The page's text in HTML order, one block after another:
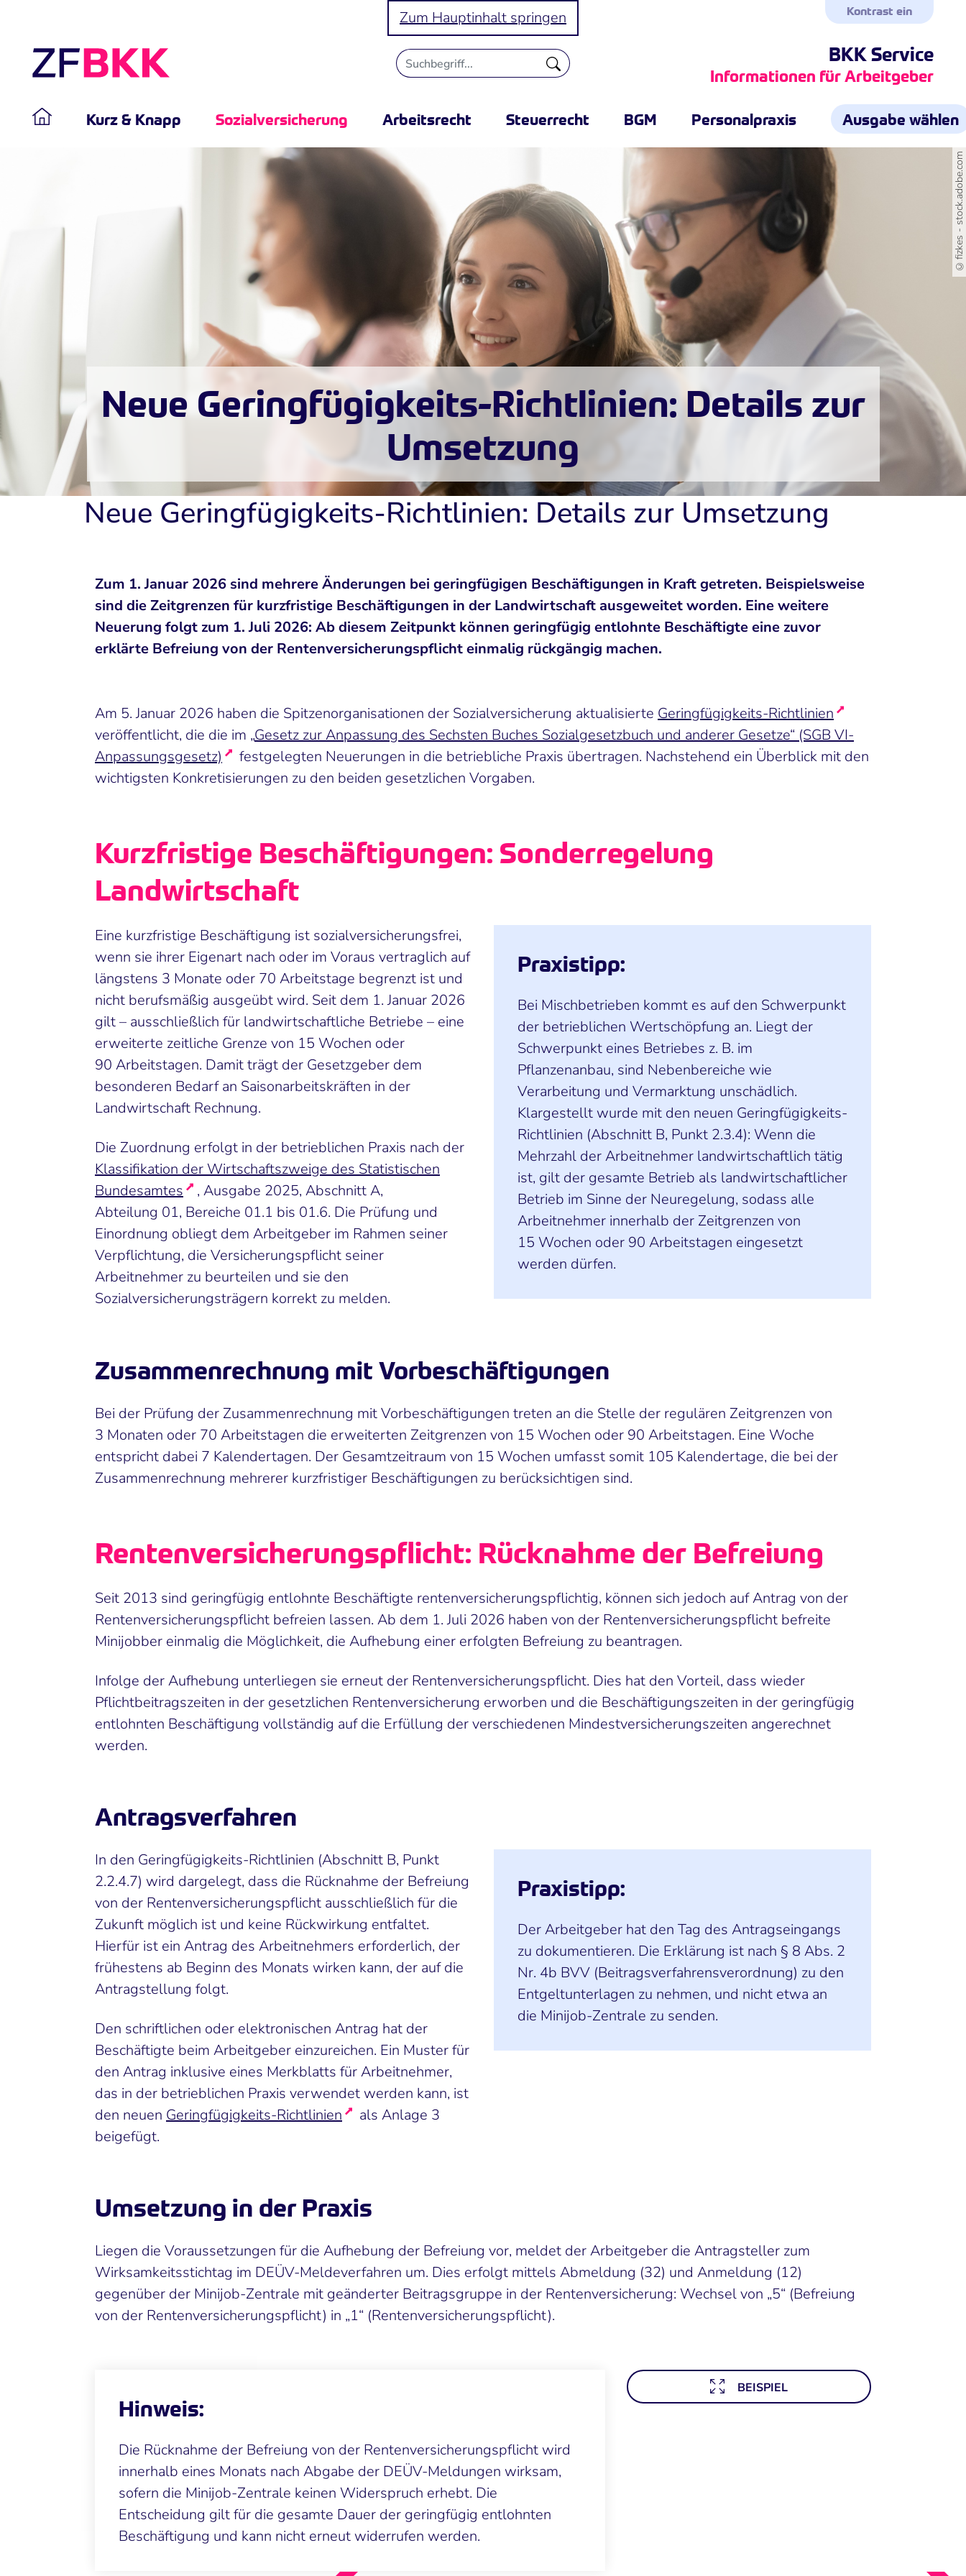
Zum Hauptinhalt springen Kontrast ein
BKK Service
Informationen für Arbeitgeber
Kurz & Knapp Sozialversicherung Arbeitsrecht Steuerrecht BGM Personalpraxis Ausgabe wählen
©fizkes - stock.adobe.com
Neue Geringfügigkeits-Richtlinien: Details zur
Umsetzung
Neue Geringfügigkeits-Richtlinien: Details zur Umsetzung
Zum 1. Januar 2026 sind mehrere Änderungen bei geringfügigen Beschäftigungen in Kraft getreten. Beispielsweise
sind die Zeitgrenzen für kurzfristige Beschäftigungen in der Landwirtschaft ausgeweitet worden. Eine weitere
Neuerung folgt zum 1. Juli 2026: Ab diesem Zeitpunkt können geringfügig entlohnte Beschäftigte eine zuvor
erklärte Befreiung von der Rentenversicherungspflicht einmalig rückgängig machen.
Am 5. Januar 2026 haben die Spitzenorganisationen der Sozialversicherung aktualisierte Geringfügigkeits-Richtlinien
veröffentlicht, die die im „Gesetz zur Anpassung des Sechsten Buches Sozialgesetzbuch und anderer Gesetze“ (SGB VI-
Anpassungsgesetz)
festgelegten Neuerungen in die betriebliche Praxis übertragen. Nachstehend ein Überblick mit den
wichtigsten Konkretisierungen zu den beiden gesetzlichen Vorgaben.
Kurzfristige Beschäftigungen: Sonderregelung
Landwirtschaft
Eine kurzfristige Beschäftigung ist sozialversicherungsfrei,
wenn sie ihrer Eigenart nach oder im Voraus vertraglich auf
längstens 3 Monate oder 70 Arbeitstage begrenzt ist und
nicht berufsmäßig ausgeübt wird. Seit dem 1. Januar 2026
gilt – ausschließlich für landwirtschaftliche Betriebe – eine
erweiterte zeitliche Grenze von 15 Wochen oder
90 Arbeitstagen. Damit trägt der Gesetzgeber dem
besonderen Bedarf an Saisonarbeitskräften in der
Landwirtschaft Rechnung.
Die Zuordnung erfolgt in der betrieblichen Praxis nach der
Klassifikation der Wirtschaftszweige des Statistischen
Bundesamtes
, Ausgabe 2025, Abschnitt A,
Abteilung 01, Bereiche 01.1 bis 01.6. Die Prüfung und
Einordnung obliegt dem Arbeitgeber im Rahmen seiner
Verpflichtung, die Versicherungspflicht seiner
Arbeitnehmer zu beurteilen und sie den
Sozialversicherungsträgern korrekt zu melden.
Praxistipp:
Bei Mischbetrieben kommt es auf den Schwerpunkt
der betrieblichen Wertschöpfung an. Liegt der
Schwerpunkt eines Betriebes z. B. im
Pflanzenanbau, sind Nebenbereiche wie
Verarbeitung und Vermarktung unschädlich.
Klargestellt wurde mit den neuen Geringfügigkeits-
Richtlinien (Abschnitt B, Punkt 2.3.4): Wenn die
Mehrzahl der Arbeitnehmer landwirtschaftlich tätig
ist, gilt der gesamte Betrieb als landwirtschaftlicher
Betrieb im Sinne der Neuregelung, sodass alle
Arbeitnehmer innerhalb der Zeitgrenzen von
15 Wochen oder 90 Arbeitstagen eingesetzt
werden dürfen.
Zusammenrechnung mit Vorbeschäftigungen
Bei der Prüfung der Zusammenrechnung mit Vorbeschäftigungen treten an die Stelle der regulären Zeitgrenzen von
3 Monaten oder 70 Arbeitstagen die erweiterten Zeitgrenzen von 15 Wochen oder 90 Arbeitstagen. Eine Woche
entspricht dabei 7 Kalendertagen. Der Gesamtzeitraum von 15 Wochen umfasst somit 105 Kalendertage, die bei der
Zusammenrechnung mehrerer kurzfristiger Beschäftigungen zu berücksichtigen sind.
Rentenversicherungspflicht: Rücknahme der Befreiung
Seit 2013 sind geringfügig entlohnte Beschäftigte rentenversicherungspflichtig, können sich jedoch auf Antrag von der
Rentenversicherungspflicht befreien lassen. Ab dem 1. Juli 2026 haben von der Rentenversicherungspflicht befreite
Minijobber einmalig die Möglichkeit, die Aufhebung einer erfolgten Befreiung zu beantragen.
Infolge der Aufhebung unterliegen sie erneut der Rentenversicherungspflicht. Dies hat den Vorteil, dass wieder
Pflichtbeitragszeiten in der gesetzlichen Rentenversicherung erworben und die Beschäftigungszeiten in der geringfügig
entlohnten Beschäftigung vollständig auf die Erfüllung der verschiedenen Mindestversicherungszeiten angerechnet
werden.
Antragsverfahren
In den Geringfügigkeits-Richtlinien (Abschnitt B, Punkt
2.2.4.7) wird dargelegt, dass die Rücknahme der Befreiung
von der Rentenversicherungspflicht ausschließlich für die
Zukunft möglich ist und keine Rückwirkung entfaltet.
Hierfür ist ein Antrag des Arbeitnehmers erforderlich, der
frühestens ab Beginn des Monats wirken kann, der auf die
Antragstellung folgt.
Den schriftlichen oder elektronischen Antrag hat der
Beschäftigte beim Arbeitgeber einzureichen. Ein Muster für
den Antrag inklusive eines Merkblatts für Arbeitnehmer,
das in der betrieblichen Praxis verwendet werden kann, ist
den neuen Geringfügigkeits-Richtlinien
als Anlage 3
beigefügt.
Praxistipp:
Der Arbeitgeber hat den Tag des Antragseingangs
zu dokumentieren. Die Erklärung ist nach § 8 Abs. 2
Nr. 4b BVV (Beitragsverfahrensverordnung) zu den
Entgeltunterlagen zu nehmen, und nicht etwa an
die Minijob-Zentrale zu senden.
Umsetzung in der Praxis
Liegen die Voraussetzungen für die Aufhebung der Befreiung vor, meldet der Arbeitgeber die Antragsteller zum
Wirksamkeitsstichtag im DEÜV-Meldeverfahren um. Dies erfolgt mittels Abmeldung (32) und Anmeldung (12)
gegenüber der Minijob-Zentrale mit geänderter Beitragsgruppe in der Rentenversicherung: Wechsel von „5“ (Befreiung
von der Rentenversicherungspflicht) in „1“ (Rentenversicherungspflicht).
Hinweis:
Die Rücknahme der Befreiung von der Rentenversicherungspflicht wird
innerhalb eines Monats nach Abgabe der DEÜV-Meldungen wirksam,
sofern die Minijob-Zentrale keinen Widerspruch erhebt. Die
Entscheidung gilt für die gesamte Dauer der geringfügig entlohnten
Beschäftigung und kann nicht erneut widerrufen werden.
BEISPIEL